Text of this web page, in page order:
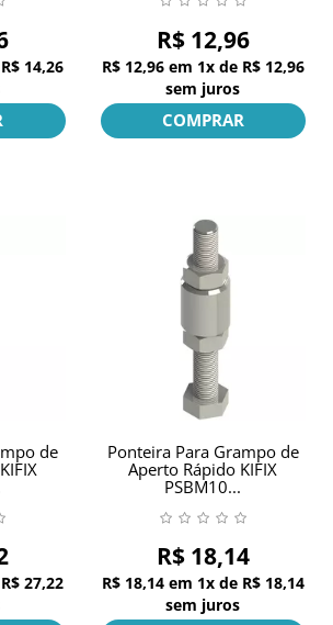
R$ 14,26
R$ 12,96
R$ 12,96 em 1x de R$ 12,96
sem juros
COMPRAR
de
R$ 27,22
Ponteira Para Grampo de
Aperto Rápido KIFIX
PSBM10...
R$ 18,14
R$ 18,14 em 1x de R$ 18,14
sem juros